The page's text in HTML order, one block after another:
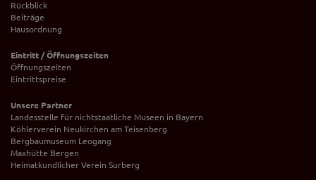
Rückblick
Beiträge
Hausordnung
Eintritt / Öffnungszeiten
Öffnungszeiten
Eintrittspreise
Unsere Partner
Landesstelle für nichtstaatliche Museen in Bayern
Köhlerverein Neukirchen am Teisenberg
Bergbaumuseum Leogang
Maxhütte Bergen
Heimatkundlicher Verein Surberg